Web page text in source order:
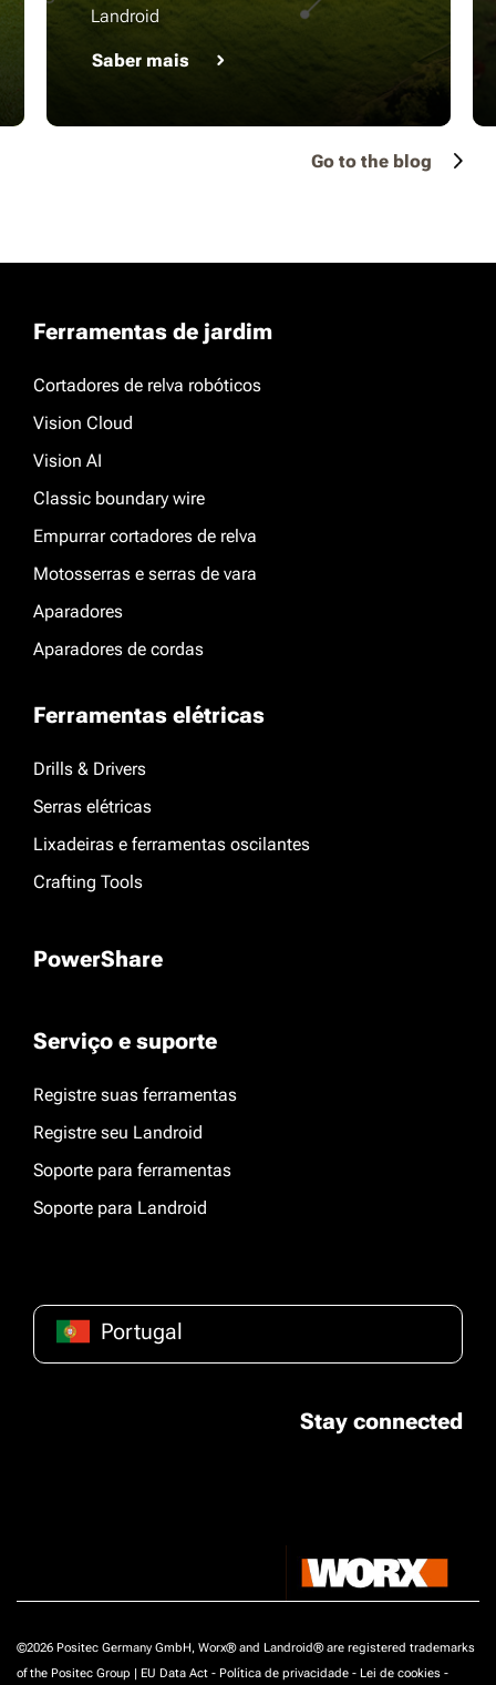
Landroid
Saber mais
Go to the blog
Ferramentas de jardim
Cortadores de relva robóticos
Vision Cloud
Vision AI
Classic boundary wire
Empurrar cortadores de relva
Motosserras e serras de vara
Aparadores
Aparadores de cordas
Ferramentas elétricas
Drills & Drivers
Serras elétricas
Lixadeiras e ferramentas oscilantes
Crafting Tools
PowerShare
Serviço e suporte
Registre suas ferramentas
Registre seu Landroid
Soporte para ferramentas
Soporte para Landroid
Portugal
Stay connected
©2026 Positec Germany GmbH, Worx® and Landroid® are registered trademarks
of the Positec Group | EU Data Act - Política de privacidade - Lei de cookies -